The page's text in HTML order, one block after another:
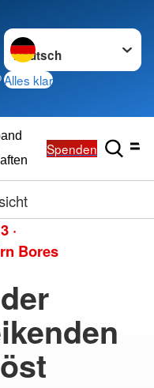
Sprache wechseln zu
Alles klar
Spenden
·
Bores